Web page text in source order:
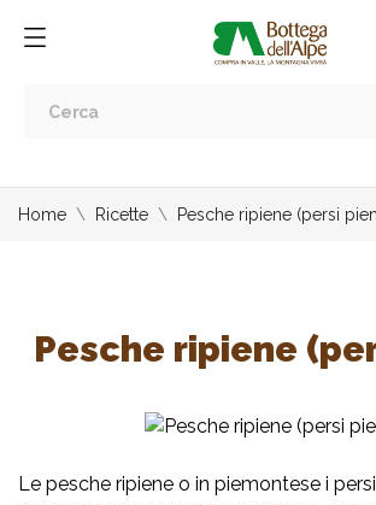
Home Ricette Pesche ripiene (persi
Pesche ripiene
Le pesche ripiene o in piemontese i